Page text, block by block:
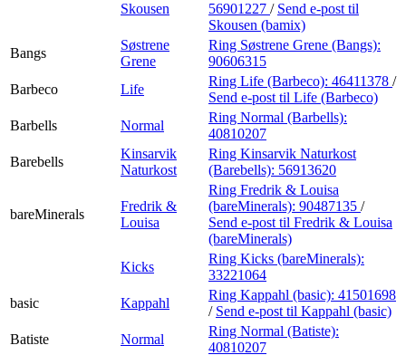
Skousen 56901227 / Send e-post til
Skousen (bamix)
Bangs
Søstrene
Grene
Ring Søstrene Grene (Bangs):
90606315
Barbeco
Life
Ring Life (Barbeco): 46411378 /
Send e-post til Life (Barbeco)
Barbells
Normal
Ring Normal (Barbells):
40810207
Barebells
Kinsarvik
Naturkost
Ring Kinsarvik Naturkost
(Barebells): 56913620
bareMinerals
Fredrik &
Louisa
Ring Fredrik & Louisa
(bareMinerals): 90487135 /
Send e-post til Fredrik & Louisa
(bareMinerals)
Kicks
Ring Kicks (bareMinerals):
33221064
basic
Kappahl
Ring Kappahl (basic): 41501698
/ Send e-post til Kappahl (basic)
Batiste
Normal
Ring Normal (Batiste):
40810207